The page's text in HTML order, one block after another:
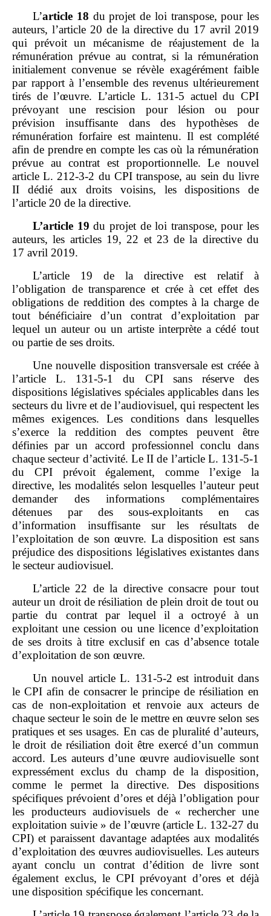
L’article 18 du projet de loi transpose, pour les
auteurs, l’article 20 de la directive du 17 avril 2019
qui prévoit un mécanisme de réajustement de la
rémunération prévue au contrat, si la rémunération
initialement convenue se révèle exagérément faible
par rapport à l’ensemble des revenus ultérieurement
tirés de l’œuvre. L’article L. 131‑5 actuel du CPI
prévoyant une rescision pour lésion ou pour
prévision insuffisante dans des hypothèses de
rémunération forfaire est maintenu. Il est complété
afin de prendre en compte les cas où la rémunération
prévue au contrat est proportionnelle. Le nouvel
article L. 212‑3‑2 du CPI transpose, au sein du livre
II dédié aux droits voisins, les dispositions de
l’article 20 de la directive.
L’article 19 du projet de loi transpose, pour les
auteurs, les articles 19, 22 et 23 de la directive du
17 avril 2019.
L’article 19 de la directive est relatif à
l’obligation de transparence et crée à cet effet des
obligations de reddition des comptes à la charge de
tout bénéficiaire d’un contrat d’exploitation par
lequel un auteur ou un artiste interprète a cédé tout
ou partie de ses droits.
Une nouvelle disposition transversale est créée à
l’article L. 131‑5‑1 du CPI sans réserve des
dispositions législatives spéciales applicables dans les
secteurs du livre et de l’audiovisuel, qui respectent les
mêmes exigences. Les conditions dans lesquelles
s’exerce la reddition des comptes peuvent être
définies par un accord professionnel conclu dans
chaque secteur d’activité. Le II de l’article L. 131‑5‑1
du CPI prévoit également, comme l’exige la
directive, les modalités selon lesquelles l’auteur peut
demander des informations complémentaires
détenues par des sous‑exploitants en cas
d’information insuffisante sur les résultats de
l’exploitation de son œuvre. La disposition est sans
préjudice des dispositions législatives existantes dans
le secteur audiovisuel.
L’article 22 de la directive consacre pour tout
auteur un droit de résiliation de plein droit de tout ou
partie du contrat par lequel il a octroyé à un
exploitant une cession ou une licence d’exploitation
de ses droits à titre exclusif en cas d’absence totale
d’exploitation de son œuvre.
Un nouvel article L. 131‑5‑2 est introduit dans
le CPI afin de consacrer le principe de résiliation en
cas de non‑exploitation et renvoie aux acteurs de
chaque secteur le soin de le mettre en œuvre selon ses
pratiques et ses usages. En cas de pluralité d’auteurs,
le droit de résiliation doit être exercé d’un commun
accord. Les auteurs d’une œuvre audiovisuelle sont
expressément exclus du champ de la disposition,
comme le permet la directive. Des dispositions
spécifiques prévoient d’ores et déjà l’obligation pour
les producteurs audiovisuels de « rechercher une
exploitation suivie » de l’œuvre (article L. 132‑27 du
CPI) et paraissent davantage adaptées aux modalités
d’exploitation des œuvres audiovisuelles. Les auteurs
ayant conclu un contrat d’édition de livre sont
également exclus, le CPI prévoyant d’ores et déjà
une disposition spécifique les concernant.